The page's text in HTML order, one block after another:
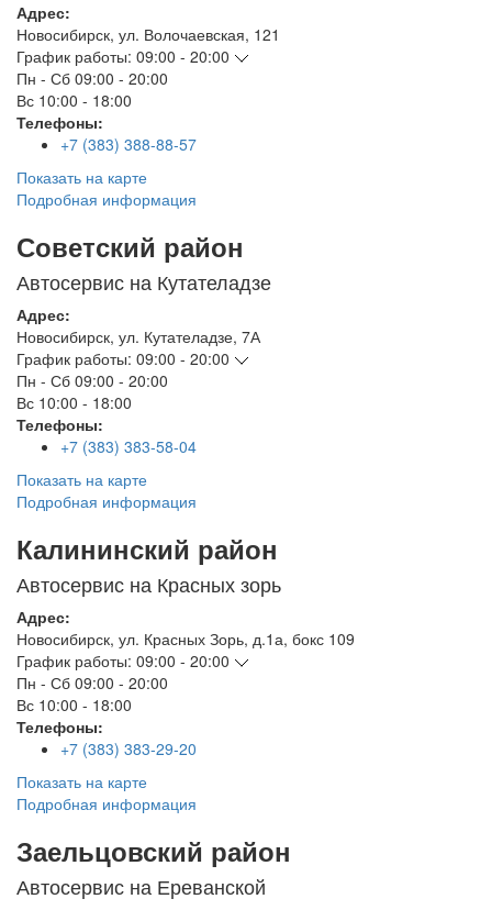
Адрес:
Новосибирск, ул. Волочаевская, 121
График работы: 09:00 - 20:00
Пн - Сб 09:00 - 20:00
Вс 10:00 - 18:00
Телефоны:
+7 (383) 388-88-57
Показать на карте
Подробная информация
Советский район
Автосервис на Кутателадзе
Адрес:
Новосибирск, ул. Кутателадзе, 7А
График работы: 09:00 - 20:00
Пн - Сб 09:00 - 20:00
Вс 10:00 - 18:00
Телефоны:
+7 (383) 383-58-04
Показать на карте
Подробная информация
Калининский район
Автосервис на Красных зорь
Адрес:
Новосибирск, ул. Красных Зорь, д.1а, бокс 109
График работы: 09:00 - 20:00
Пн - Сб 09:00 - 20:00
Вс 10:00 - 18:00
Телефоны:
+7 (383) 383-29-20
Показать на карте
Подробная информация
Заельцовский район
Автосервис на Ереванской